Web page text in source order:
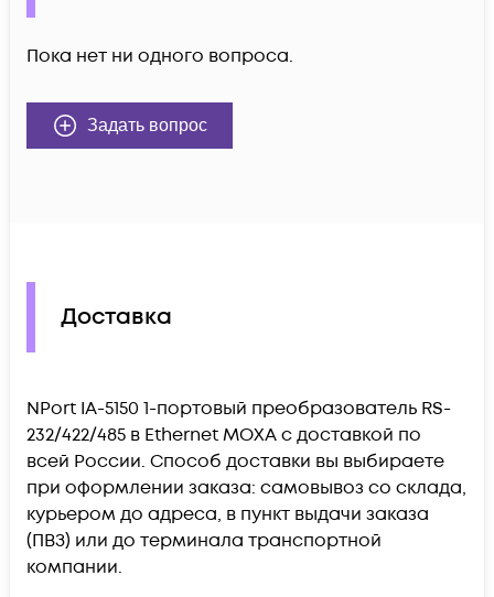
Пока нет ни одного вопроса.
Задать вопрос
Доставка
NPort IA-5150 1-портовый преобразователь RS-
232/422/485 в Ethernet MOXA c доставкой по
всей России. Способ доставки вы выбираете
при оформлении заказа: самовывоз со склада,
курьером до адреса, в пункт выдачи заказа
(ПВЗ) или до терминала транспортной
компании.